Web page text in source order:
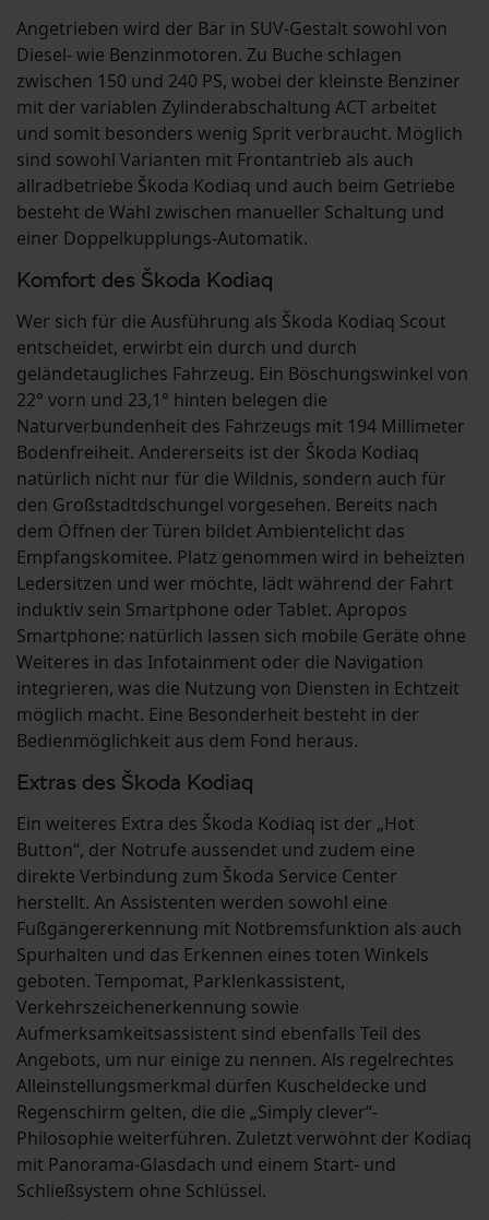
Angetrieben wird der Bär in SUV-Gestalt sowohl von
Diesel- wie Benzinmotoren. Zu Buche schlagen
zwischen 150 und 240 PS, wobei der kleinste Benziner
mit der variablen Zylinderabschaltung ACT arbeitet
und somit besonders wenig Sprit verbraucht. Möglich
sind sowohl Varianten mit Frontantrieb als auch
allradbetriebe Škoda Kodiaq und auch beim Getriebe
besteht de Wahl zwischen manueller Schaltung und
einer Doppelkupplungs-Automatik.
Komfort des Škoda Kodiaq
Wer sich für die Ausführung als Škoda Kodiaq Scout
entscheidet, erwirbt ein durch und durch
geländetaugliches Fahrzeug. Ein Böschungswinkel von
22° vorn und 23,1° hinten belegen die
Naturverbundenheit des Fahrzeugs mit 194 Millimeter
Bodenfreiheit. Andererseits ist der Škoda Kodiaq
natürlich nicht nur für die Wildnis, sondern auch für
den Großstadtdschungel vorgesehen. Bereits nach
dem Öffnen der Türen bildet Ambientelicht das
Empfangskomitee. Platz genommen wird in beheizten
Ledersitzen und wer möchte, lädt während der Fahrt
induktiv sein Smartphone oder Tablet. Apropos
Smartphone: natürlich lassen sich mobile Geräte ohne
Weiteres in das Infotainment oder die Navigation
integrieren, was die Nutzung von Diensten in Echtzeit
möglich macht. Eine Besonderheit besteht in der
Bedienmöglichkeit aus dem Fond heraus.
Extras des Škoda Kodiaq
Ein weiteres Extra des Škoda Kodiaq ist der „Hot
Button“, der Notrufe aussendet und zudem eine
direkte Verbindung zum Škoda Service Center
herstellt. An Assistenten werden sowohl eine
Fußgängererkennung mit Notbremsfunktion als auch
Spurhalten und das Erkennen eines toten Winkels
geboten. Tempomat, Parklenkassistent,
Verkehrszeichenerkennung sowie
Aufmerksamkeitsassistent sind ebenfalls Teil des
Angebots, um nur einige zu nennen. Als regelrechtes
Alleinstellungsmerkmal dürfen Kuscheldecke und
Regenschirm gelten, die die „Simply clever“-
Philosophie weiterführen. Zuletzt verwöhnt der Kodiaq
mit Panorama-Glasdach und einem Start- und
Schließsystem ohne Schlüssel.